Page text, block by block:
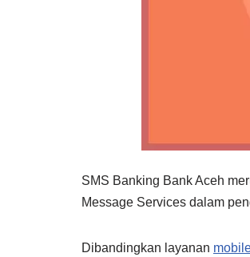
SMS Banking Bank Aceh
Message Services dalam
Dibandingkan layanan